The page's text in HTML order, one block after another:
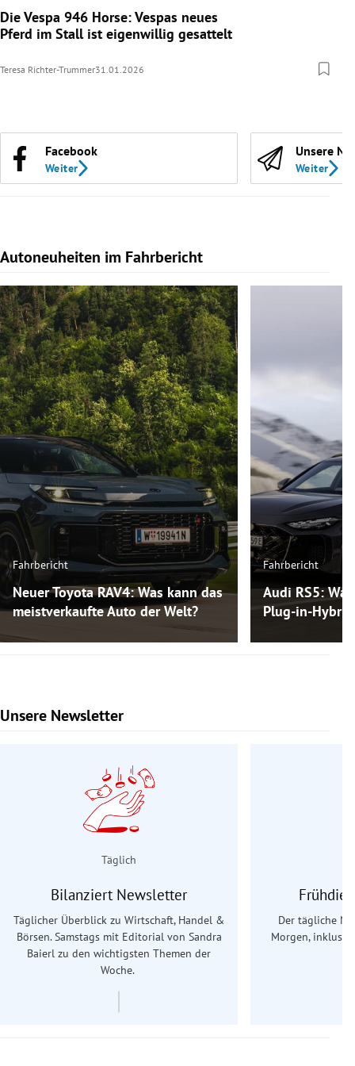
Die Vespa 946 Horse: Vespas neues
Pferd im Stall ist eigenwillig gesattelt
Teresa Richter-Trummer31.01.2026
Facebook
Weiter
Unsere
Weiter
Autoneuheiten im Fahrbericht
Slide 1 von 7
Fahrbericht
Neuer Toyota RAV4: Was kann das
meistverkaufte Auto der Welt?
Fahrbericht
Audi RS5:
Plug-in-
Unsere Newsletter
Slide 1 von 9
Täglich
Bilanziert Newsletter
Täglicher Überblick zu Wirtschaft, Handel &
Börsen. Samstags mit Editorial von Sandra
Baierl zu den wichtigsten Themen der
Woche.
Der tägliche
Morgen,